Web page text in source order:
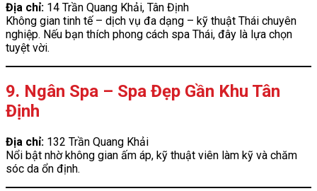
Địa chỉ: 14 Trần Quang Khải, Tân Định
Không gian tinh tế – dịch vụ đa dạng – kỹ thuật Thái chuyên
nghiệp. Nếu bạn thích phong cách spa Thái, đây là lựa chọn
tuyệt vời.
9. Ngân Spa – Spa Đẹp Gần Khu Tân
Định
Địa chỉ: 132 Trần Quang Khải
Nổi bật nhờ không gian ấm áp, kỹ thuật viên làm kỹ và chăm
sóc da ổn định.